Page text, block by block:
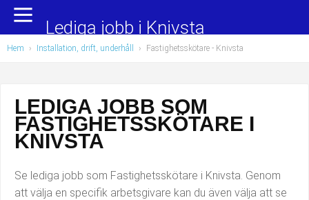
Yrkesområden
Administration, ekonomi, juridik
Chefer och verksamhetsledare
Data/IT
Försäljning, inköp, marknadsföring
Populära jobb
Undersköterska, hemtjänst och äldreboende
Barnskötare
Lärare i förskola/Förskollärare
Lagerarbetare
Lediga jobb i Knivsta
Hem › Installation, drift, underhåll › Fastighetsskötare - Knivsta
LEDIGA JOBB SOM
FASTIGHETSSKÖTARE I
KNIVSTA
Se lediga jobb som Fastighetsskötare i Knivsta. Genom
att välja en specifik arbetsgivare kan du även välja att se